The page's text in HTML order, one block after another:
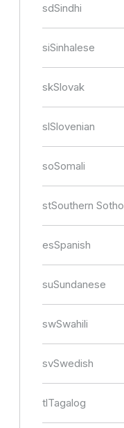
sdSindhi
siSinhalese
skSlovak
slSlovenian
soSomali
stSouthern Sotho
esSpanish
suSundanese
swSwahili
svSwedish
tlTagalog